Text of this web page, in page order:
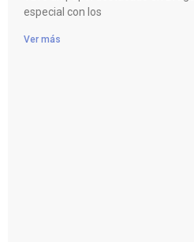
especial con los
Ver más